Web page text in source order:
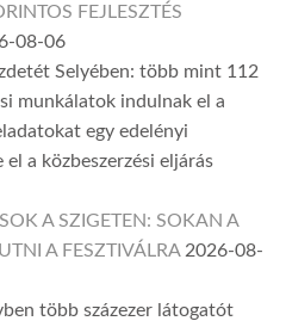
FEJLESZTÉS
08-06
Selyében: több mint 112
munkálatok indulnak el a
egy edelényi
a közbeszerzési eljárás
A SZIGETEN: SOKAN A
A FESZTIVÁLRA 2026-08-
több százezer látogatót